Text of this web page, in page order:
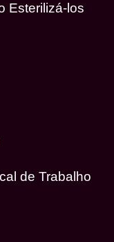
Esterilizá-los
de Trabalho